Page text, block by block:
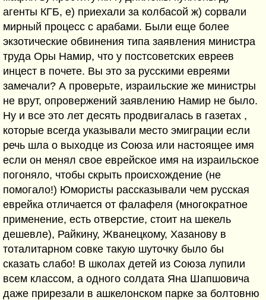
агенты КГБ, е) приехали за колбасой ж) сорвали
мирный процесс с арабами. Были еще более
экзотические обвинения типа заявления министра
труда Оры Намир, что у постсоветских евреев
инцест в почете. Вы это за русскими евреями
замечали? А проверьте, израильские же министры
не врут, опровержений заявлению Намир не было.
Ну и все это лет десять продвигалась в газетах ,
которые всегда указывали место эмиграции если
речь шла о выходце из Союза или настоящее имя
если он менял свое еврейское имя на израильское
погоняло, чтобы скрыть происхождение (не
помогало!) Юмористы рассказывали чем русская
еврейка отличается от фалафеля (многократное
применение, есть отверстие, стоит на шекель
дешевле), Райкину, Жванецкому, Хазанову в
тоталитарном совке такую шуточку было бы
сказать слабо! В школах детей из Союза лупили
всем классом, а одного солдата Яна Шапшовича
даже прирезали в ашкелонском парке за болтовню